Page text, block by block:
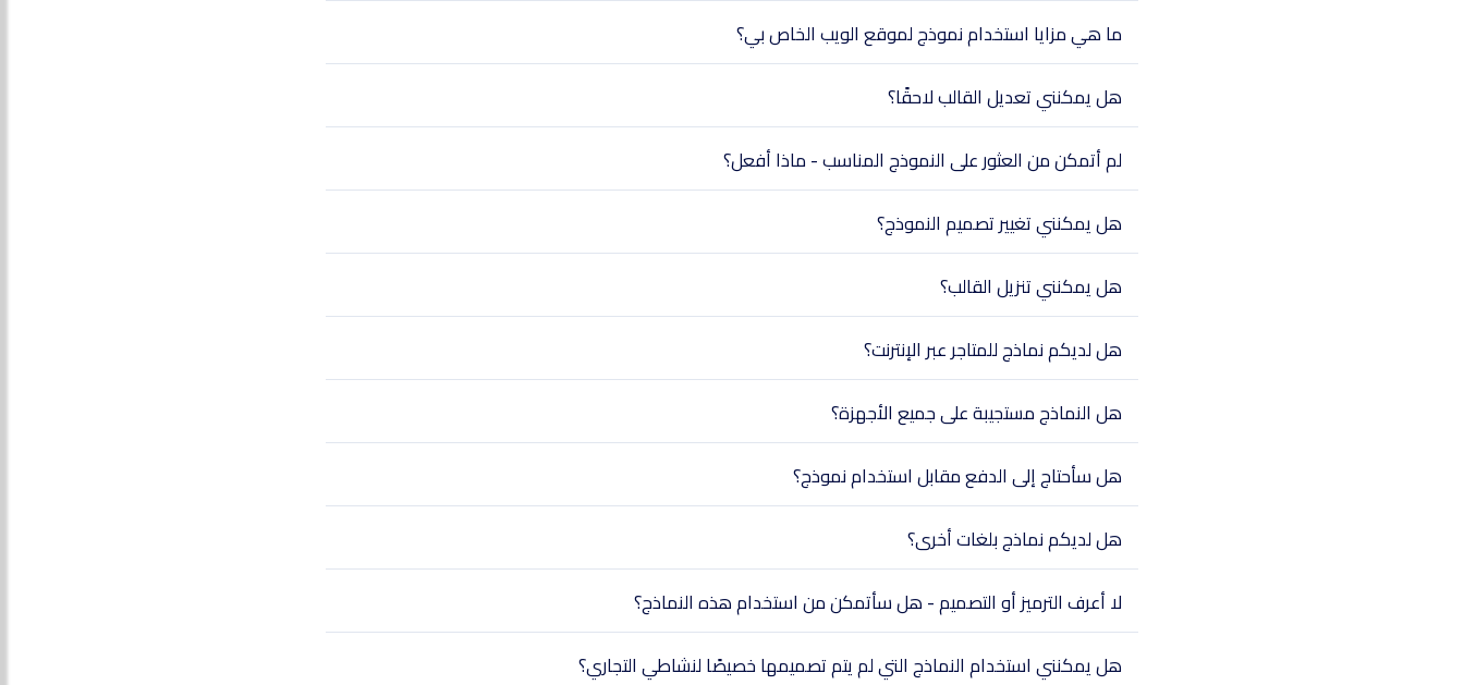
ما هي مزايا استخدام نموذج لموقع الويب الخاص بي؟
هل يمكنني تعديل القالب لاحقًا؟
لم أتمكن من العثور على النموذج المناسب - ماذا أفعل؟
هل يمكنني تغيير تصميم النموذج؟
هل يمكنني تنزيل القالب؟
هل لديكم نماذج للمتاجر عبر الإنترنت؟
هل النماذج مستجيبة على جميع الأجهزة؟
هل سأحتاج إلى الدفع مقابل استخدام نموذج؟
هل لديكم نماذج بلغات أخرى؟
لا أعرف الترميز أو التصميم - هل سأتمكن من استخدام هذه النماذج؟
هل يمكنني استخدام النماذج التي لم يتم تصميمها خصيصًا لنشاطي التجاري؟